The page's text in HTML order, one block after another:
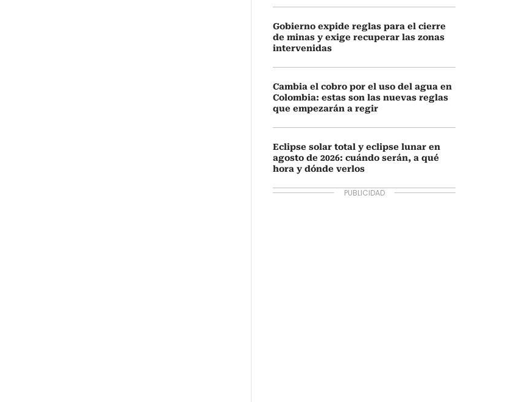
Gobierno expide reglas para el cierre
de minas y exige recuperar las zonas
intervenidas
Cambia el cobro por el uso del agua en
Colombia: estas son las nuevas reglas
que empezarán a regir
Eclipse solar total y eclipse lunar en
agosto de 2026: cuándo serán, a qué
hora y dónde verlos